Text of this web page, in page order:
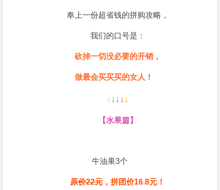
奉上一份超省钱的拼购攻略，
我们的口号是：
砍掉一切没必要的开销，
做最会买买买的女人 ！
↓ ↓ ↓ ↓ ↓
【水果篇】
牛油果3个
原价22元，拼团价16.8元！